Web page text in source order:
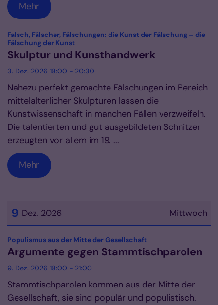
Mehr
Falsch, Fälscher, Fälschungen: die Kunst der Fälschung – die
Fälschung der Kunst:
Skulptur und Kunsthandwerk
3. Dez. 2026 18:00 - 20:30
Nahezu perfekt gemachte Fälschungen im Bereich
mittelalterlicher Skulpturen lassen die
Kunstwissenschaft in manchen Fällen verzweifeln.
Die talentierten und gut ausgebildeten Schnitzer
erzeugten vor allem im 19. ...
Mehr
Mittwoch
9 Dez. 2026
Datum: 9. Dezember 2026
Populismus aus der Mitte der Gesellschaft:
Argumente gegen Stammtischparolen
9. Dez. 2026 18:00 - 21:00
Stammtischparolen kommen aus der Mitte der
Gesellschaft, sie sind populär und populistisch.